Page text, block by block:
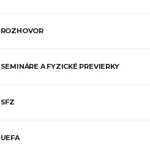
ROZHOVOR
SEMINÁRE A FYZICKÉ PREVIERKY
SFZ
UEFA